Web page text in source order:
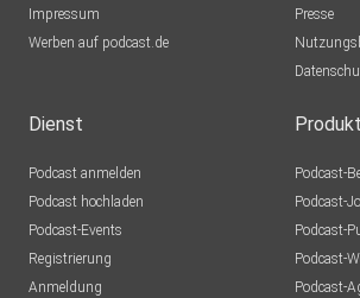
Impressum
Werben auf podcast.de
Presse
Dienst
Podcast anmelden
Podcast hochladen
Podcast-Events
Registrierung
Anmeldung
Podcast-
Podcast-
Podcast-
Podcast-
Podcast-